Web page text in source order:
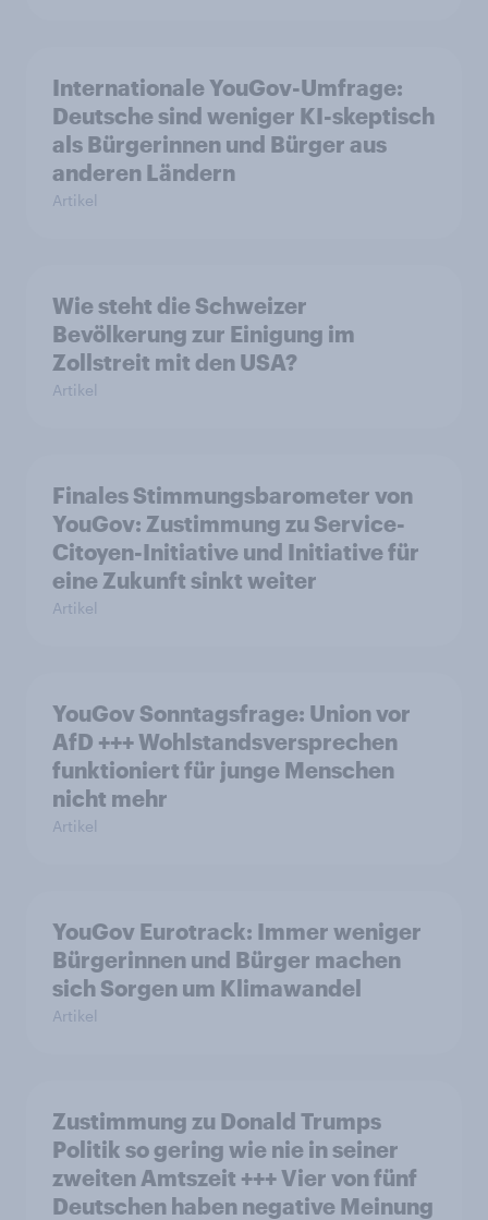
Internationale YouGov-Umfrage:
Deutsche sind weniger KI-skeptisch
als Bürgerinnen und Bürger aus
anderen Ländern
Artikel
Wie steht die Schweizer
Bevölkerung zur Einigung im
Zollstreit mit den USA?
Artikel
Finales Stimmungsbarometer von
YouGov: Zustimmung zu Service-
Citoyen-Initiative und Initiative für
eine Zukunft sinkt weiter
Artikel
YouGov Sonntagsfrage: Union vor
AfD +++ Wohlstandsversprechen
funktioniert für junge Menschen
nicht mehr
Artikel
YouGov Eurotrack: Immer weniger
Bürgerinnen und Bürger machen
sich Sorgen um Klimawandel
Artikel
Zustimmung zu Donald Trumps
Politik so gering wie nie in seiner
zweiten Amtszeit +++ Vier von fünf
Deutschen haben negative Meinung